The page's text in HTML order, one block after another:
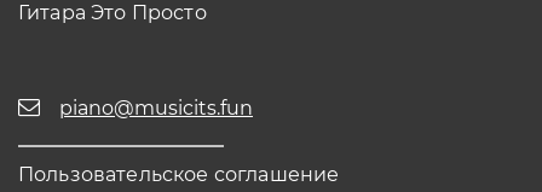
Гитара Это Просто
piano@musicits.fun
Пользовательское соглашение